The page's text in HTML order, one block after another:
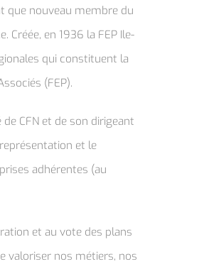
que nouveau membre du
Créée, en 1936 la FEP Ile-
qui constituent la
(FEP).
CFN et de son dirigeant
et le
adhérentes (au
et au vote des plans
valoriser nos métiers, nos